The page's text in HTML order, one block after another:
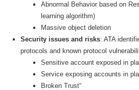
Abnormal Behavior based on
learning algorithm)
Massive object deletion
Security issues and risks: ATA
protocols and known protocol
Sensitive account exposed in
Service exposing accounts in
Broken Trust“